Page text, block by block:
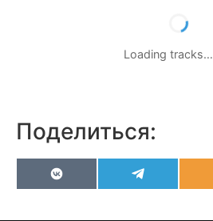
Loading tracks…
Поделиться:
VK